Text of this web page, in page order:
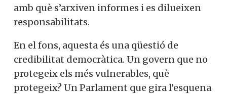
amb què s’arxiven informes i es dilueixen
responsabilitats.
En el fons, aquesta és una qüestió de
credibilitat democràtica. Un govern que no
protegeix els més vulnerables, què
protegeix? Un Parlament que gira l’esquena